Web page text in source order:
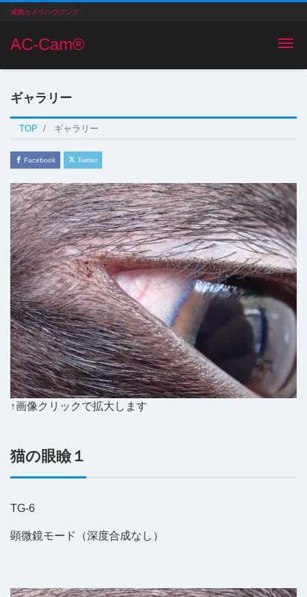
滅菌カメラハウジング
AC-Cam®️
ギャラリー
TOP ギャラリー
Facebook Twitter
↑画像クリックで拡大します
猫の眼瞼１
TG-6
顕微鏡モード（深度合成なし）